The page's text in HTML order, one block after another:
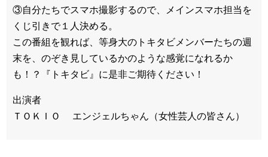
③自分たちでスマホ撮影するので、メインスマホ担当を
くじ引きで１人決める。
この番組を観れば、等身大のトキタビメンバーたちの週
末を、のぞき見しているかのような感覚になれるか
も！？『トキタビ』に是非ご期待ください！
出演者
ＴＯＫＩＯ エンジェルちゃん（女性芸人の皆さん）